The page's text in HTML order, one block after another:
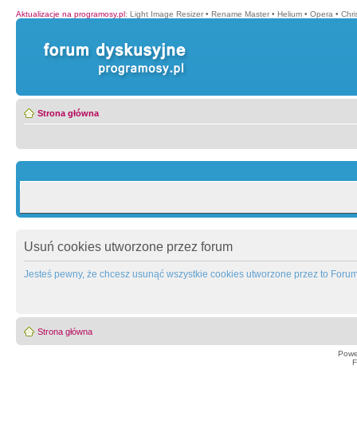
Aktualizacje na programosy.pl: Light Image Resizer • Rename Master • Helium • Opera •
Strona główna
Usuń cookies utworzone przez forum
Jesteś pewny, że chcesz usunąć wszystkie cookies utworzone przez to
Strona główna